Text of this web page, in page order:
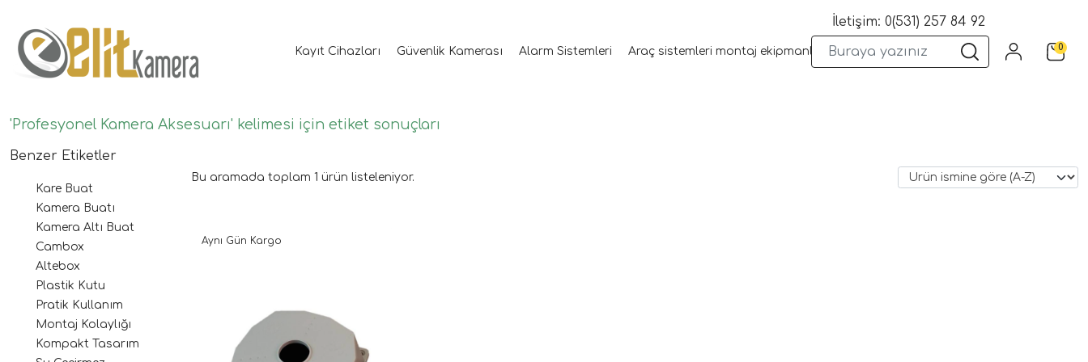
Kayıt Cihazları Güvenlik Kamerası Alarm Sistemleri Araç sistemleri montaj ekipmanları Wifi Kameralar Yangın Sistemleri
İletişim: 0(531) 257 84 92
0
'Profesyonel Kamera Aksesuarı' kelimesi için etiket sonuçları
Benzer Etiketler
Kare Buat
Kamera Buatı
Kamera Altı Buat
Cambox
Altebox
Plastik Kutu
Pratik Kullanım
Montaj Kolaylığı
Kompakt Tasarım
Bu aramada toplam 1 ürün listeleniyor.
Aynı Gün Kargo